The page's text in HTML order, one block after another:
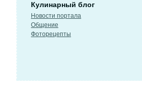
Кулинарный блог
Новости портала
Общение
Фоторецепты